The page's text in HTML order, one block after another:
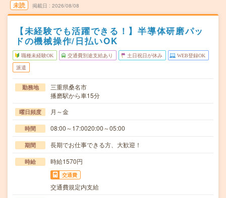
未読 掲載日 2026/08/08
【未経験でも活躍できる！】半導体研磨パッ
ドの機械操作/日払いOK
職種未経験OK 交通費別途支給あり 土日祝日が休み WEB登録OK
派遣
勤務地
三重県桑名市
播磨駅から車15分
曜日頻度 月～金
時間 08:00～17:0020:00～05:00
期間 長期でお仕事できる方、大歓迎！
時給 時給1570円
交通費
交通費規定内支給